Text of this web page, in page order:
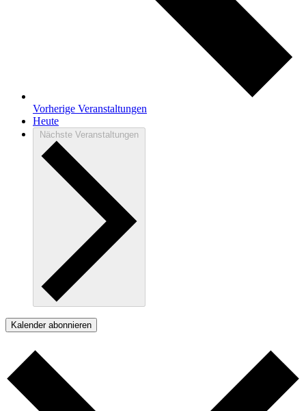
Vorherige Veranstaltungen
Heute
Nächste Veranstaltungen
Kalender abonnieren